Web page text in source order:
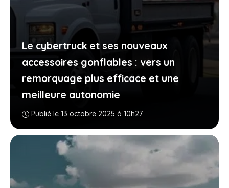
Le cybertruck et ses nouveaux
accessoires gonflables : vers un
remorquage plus efficace et une
meilleure autonomie
Publié le 13 octobre 2025 à 10h27